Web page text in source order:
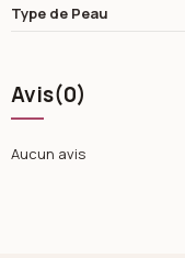
Type de Peau
Avis(0)
Aucun avis